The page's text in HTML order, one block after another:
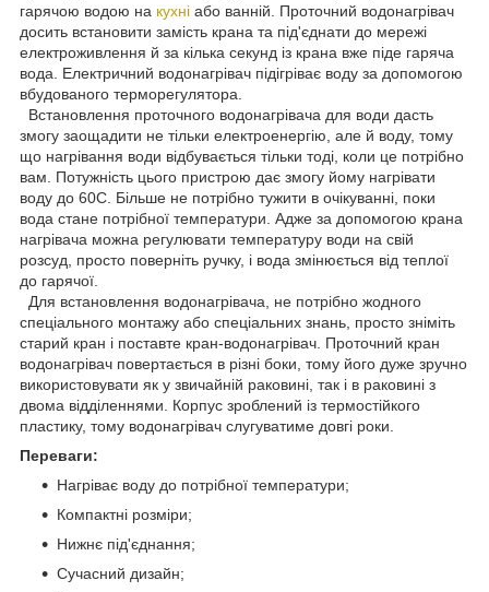
гарячою водою на кухні або ванній. Проточний водонагрівач
досить встановити замість крана та під'єднати до мережі
електроживлення й за кілька секунд із крана вже піде гаряча
вода. Електричний водонагрівач підігріває воду за допомогою
вбудованого терморегулятора.
Встановлення проточного водонагрівача для води дасть
змогу заощадити не тільки електроенергію, але й воду, тому
що нагрівання води відбувається тільки тоді, коли це потрібно
вам. Потужність цього пристрою дає змогу йому нагрівати
воду до 60C. Більше не потрібно тужити в очікуванні, поки
вода стане потрібної температури. Адже за допомогою крана
нагрівача можна регулювати температуру води на свій
розсуд, просто поверніть ручку, і вода змінюється від теплої
до гарячої.
Для встановлення водонагрівача, не потрібно жодного
спеціального монтажу або спеціальних знань, просто зніміть
старий кран і поставте кран-водонагрівач. Проточний кран
водонагрівач повертається в різні боки, тому його дуже зручно
використовувати як у звичайній раковині, так і в раковині з
двома відділеннями. Корпус зроблений із термостійкого
пластику, тому водонагрівач слугуватиме довгі роки.
Переваги:
Нагріває воду до потрібної температури;
Компактні розміри;
Нижнє під'єднання;
Сучасний дизайн;